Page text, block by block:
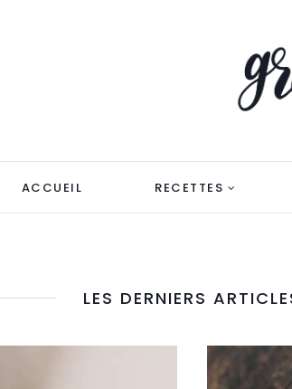
ACCUEIL RECETTES
LES DERNIERS